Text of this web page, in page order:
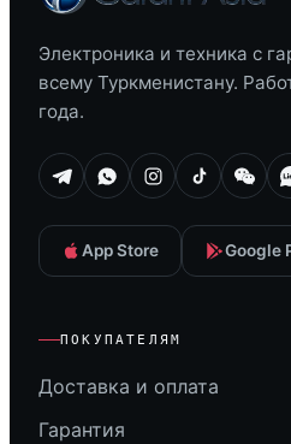
Электроника и техника с
всему Туркменистану.
года.
App Store Google
ПОКУПАТЕЛЯМ
Доставка и оплата
Гарантия